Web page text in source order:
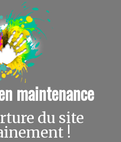
maintenance
du site
!